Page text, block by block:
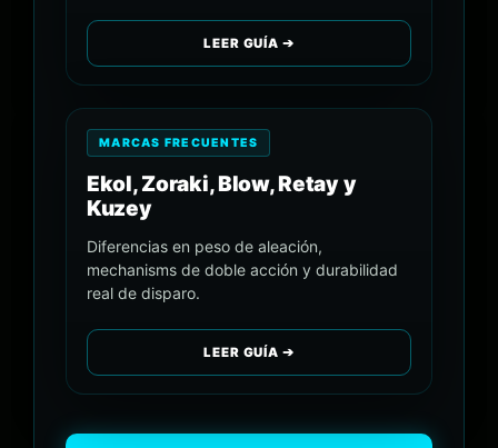
LEER GUÍA ➔
MARCAS FRECUENTES
Ekol, Zoraki, Blow, Retay y
Kuzey
Diferencias en peso de aleación,
mechanisms de doble acción y durabilidad
real de disparo.
LEER GUÍA ➔